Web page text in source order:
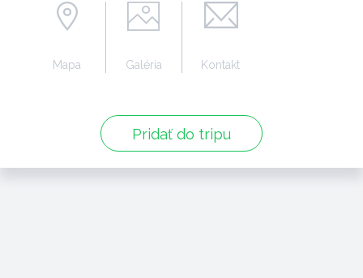
Pridať do tripu
Mapa Galéria Kontakt